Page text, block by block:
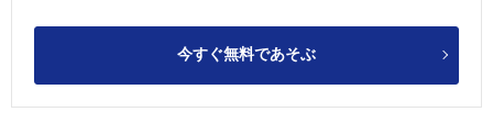
今すぐ無料であそぶ